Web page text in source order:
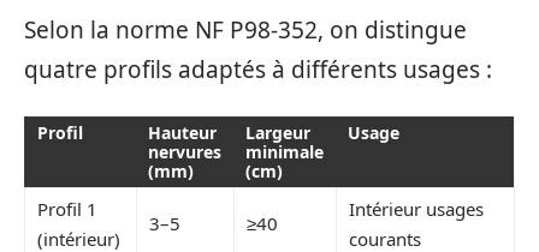
Selon la norme NF P98-352, on distingue
quatre profils adaptés à différents usages :
Profil
Hauteur
nervures
(mm)
Largeur
minimale
(cm)
Usage
Profil 1
(intérieur)
3–5 ≥40
Intérieur usages
courants